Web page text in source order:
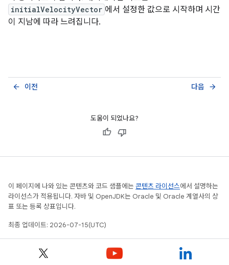
initialVelocityVector 에서 설정한 값으로 시작하며 시간
이 지남에 따라 느려집니다.
이전
arrow_back 다음 arrow_forward
도움이 되었나요?
이 페이지에 나와 있는 콘텐츠와 코드 샘플에는 콘텐츠 라이선스에서 설명하는
라이선스가 적용됩니다. 자바 및 OpenJDK는 Oracle 및 Oracle 계열사의 상
표 또는 등록 상표입니다.
최종 업데이트: 2026-07-15(UTC)